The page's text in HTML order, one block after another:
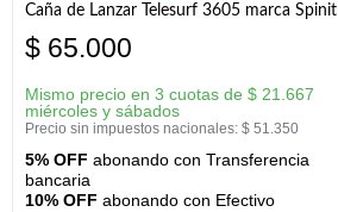
Caña de Lanzar Telesurf 3605 marca Spinit
$ 65.000
Mismo precio en 3 cuotas de $ 21.667
miércoles y sábados
Precio sin impuestos nacionales: $ 51.350
5% OFF abonando con Transferencia
bancaria
10% OFF abonando con Efectivo